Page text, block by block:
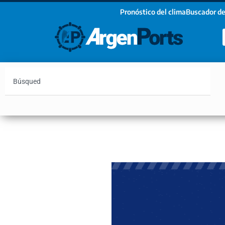
Pronóstico del climaBuscador
¡Sumate a nuestro Newsletter!
Email
Estoy de acuerdo con las condiciones y políticas